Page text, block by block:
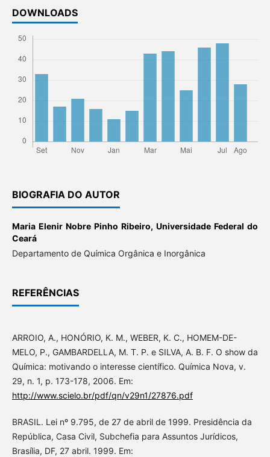
DOWNLOADS
BIOGRAFIA DO AUTOR
Maria Elenir Nobre Pinho Ribeiro,Universidade Federal do
Ceará
Departamento de Química Orgânica e Inorgânica
REFERÊNCIAS
ARROIO, A., HONÓRIO, K. M., WEBER, K. C., HOMEM-DE-
MELO, P., GAMBARDELLA, M. T. P. e SILVA, A. B. F. O show da
Química: motivando o interesse científico. Química Nova, v.
29, n. 1, p. 173-178, 2006. Em:
http://www.scielo.br/pdf/qn/v29n1/27876.pdf
BRASIL. Lei nº 9.795, de 27 de abril de 1999. Presidência da
República, Casa Civil, Subchefia para Assuntos Jurídicos,
Brasília, DF, 27 abril. 1999. Em: